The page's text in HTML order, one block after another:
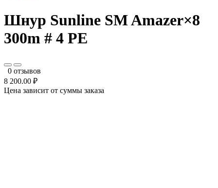
Шнур Sunline SM Amazer×8
300m # 4 PE
0 отзывов
8 200.00 ₽
Цена зависит от суммы заказа